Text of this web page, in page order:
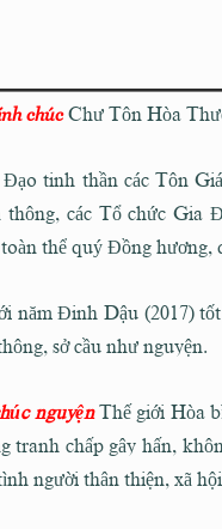
chúcChư Tôn Hòa
tinh thần các Tôn
thông, các Tổ chức Gia
thể quý Đồng hương,
năm Đinh Dậu (2017)
sở cầu như nguyện.
nguyệnThế giới Hòa
tranh chấp gây hấn,
người thân thiện, xã